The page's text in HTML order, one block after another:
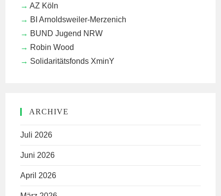
AZ Köln
BI Arnoldsweiler-Merzenich
BUND Jugend NRW
Robin Wood
Solidaritätsfonds XminY
ARCHIVE
Juli 2026
Juni 2026
April 2026